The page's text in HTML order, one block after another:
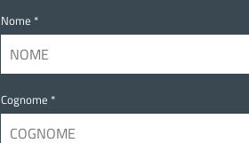
Nome *
Cognome *